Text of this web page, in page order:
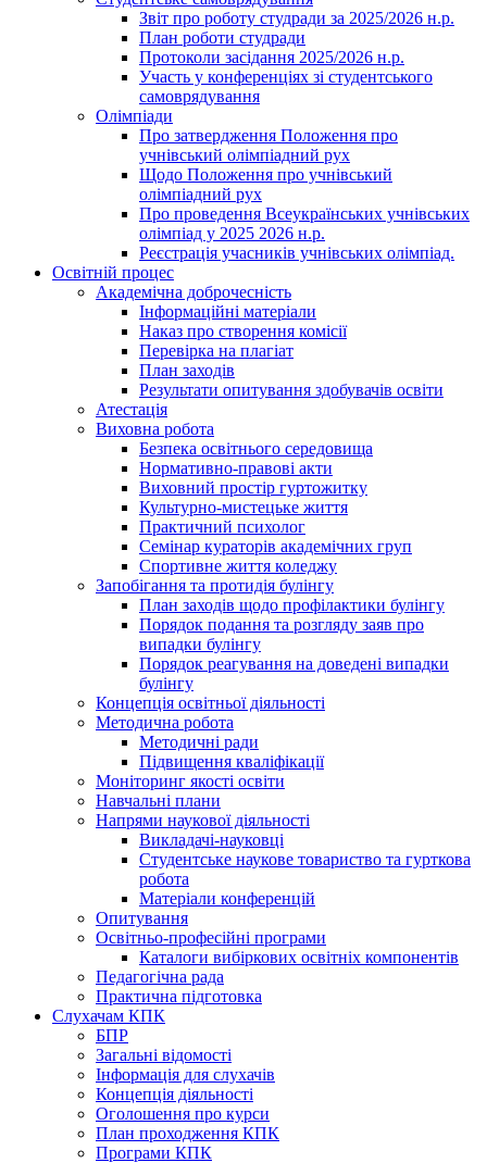
Звіт про роботу студради за 2025/2026 н.р.
План роботи студради
Протоколи засідання 2025/2026 н.р.
Участь у конференціях зі студентського
самоврядування
Олімпіади
Про затвердження Положення про
учнівський олімпіадний рух
Щодо Положення про учнівський
олімпіадний рух
Про проведення Всеукраїнських учнівських
олімпіад у 2025 2026 н.р.
Реєстрація учасників учнівських олімпіад.
Освітній процес
Академічна доброчесність
Інформаційні матеріали
Наказ про створення комісії
Перевірка на плагіат
План заходів
Результати опитування здобувачів освіти
Атестація
Виховна робота
Безпека освітнього середовища
Нормативно-правові акти
Виховний простір гуртожитку
Культурно-мистецьке життя
Практичний психолог
Семінар кураторів академічних груп
Спортивне життя коледжу
Запобігання та протидія булінгу
План заходів щодо профілактики булінгу
Порядок подання та розгляду заяв про
випадки булінгу
Порядок реагування на доведені випадки
булінгу
Концепція освітньої діяльності
Методична робота
Методичні ради
Підвищення кваліфікації
Моніторинг якості освіти
Навчальні плани
Напрями наукової діяльності
Викладачі-науковці
Студентське наукове товариство та гурткова
робота
Матеріали конференцій
Опитування
Освітньо-професійні програми
Каталоги вибіркових освітніх компонентів
Педагогічна рада
Практична підготовка
Слухачам КПК
БПР
Загальні відомості
Інформація для слухачів
Концепція діяльності
Оголошення про курси
План проходження КПК
Програми КПК